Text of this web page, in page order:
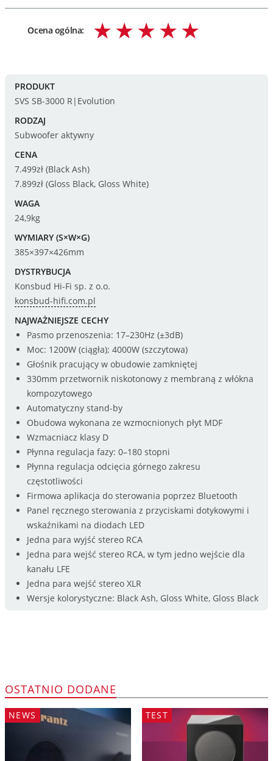
Ocena ogólna:
PRODUKT
SVS SB-3000 R|Evolution
RODZAJ
Subwoofer aktywny
CENA
7.499zł (Black Ash)
7.899zł (Gloss Black, Gloss White)
WAGA
24,9kg
WYMIARY (S×W×G)
385×397×426mm
DYSTRYBUCJA
Konsbud Hi-Fi sp. z o.o.
konsbud-hifi.com.pl
NAJWAŻNIEJSZE CECHY
Pasmo przenoszenia: 17–230Hz (±3dB)
Moc: 1200W (ciągła); 4000W (szczytowa)
Głośnik pracujący w obudowie zamkniętej
330mm przetwornik niskotonowy z membraną z włókna
kompozytowego
Automatyczny stand-by
Obudowa wykonana ze wzmocnionych płyt MDF
Wzmacniacz klasy D
Płynna regulacja fazy: 0–180 stopni
Płynna regulacja odcięcia górnego zakresu
częstotliwości
Firmowa aplikacja do sterowania poprzez Bluetooth
Panel ręcznego sterowania z przyciskami dotykowymi i
wskaźnikami na diodach LED
Jedna para wyjść stereo RCA
Jedna para wejść stereo RCA, w tym jedno wejście dla
kanału LFE
Jedna para wejść stereo XLR
Wersje kolorystyczne: Black Ash, Gloss White, Gloss Black
OSTATNIO DODANE
NEWS TEST